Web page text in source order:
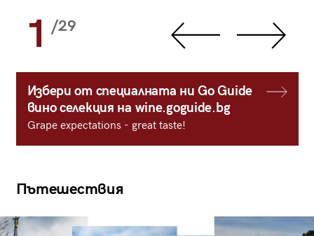
1 /29
Избери от специалната ни Go Guide
вино селекция на wine.goguide.bg
Grape expectations - great taste!
Пътешествия